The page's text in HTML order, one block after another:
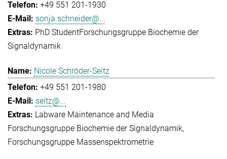
+49 551 201-1930
sonja.schneider@...
PhD StudentForschungsgruppe Biochemie der
Signaldynamik
Nicole Schröder-Seitz
+49 551 201-1980
seitz@...
Labware Maintenance and Media
Forschungsgruppe Biochemie der Signaldynamik
Forschungsgruppe Massenspektrometrie